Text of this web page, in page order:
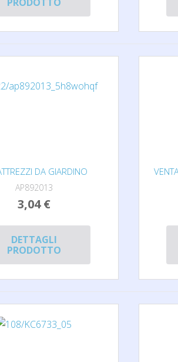
DA GIARDINO
AP892013
3,04 €
DETTAGLI
PRODOTTO